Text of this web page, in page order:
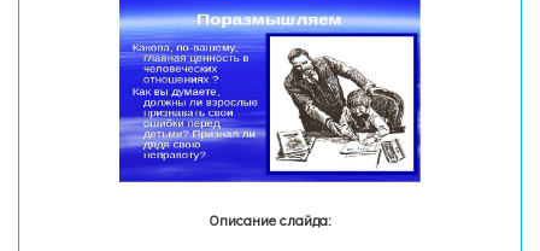
Описание слайда: